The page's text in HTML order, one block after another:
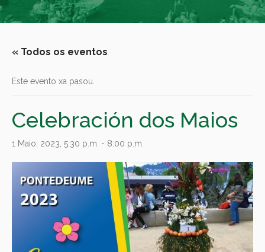
« Todos os eventos
Este evento xa pasou.
Celebración dos Maios
1 Maio, 2023, 5:30 p.m. - 8:00 p.m.